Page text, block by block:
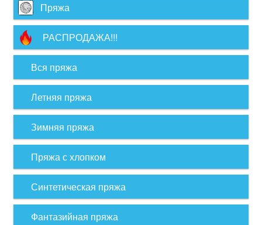
Пряжа
РАСПРОДАЖА!!!
Вся пряжа
Летняя пряжа
Зимняя пряжа
Пряжа с хлопком
Синтетическая пряжа
Фантазийная пряжа